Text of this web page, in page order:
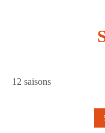
12 saisons